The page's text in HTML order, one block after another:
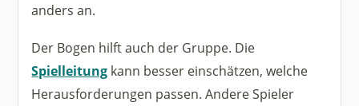
anders an.
Der Bogen hilft auch der Gruppe. Die
Spielleitung kann besser einschätzen, welche
Herausforderungen passen. Andere Spieler